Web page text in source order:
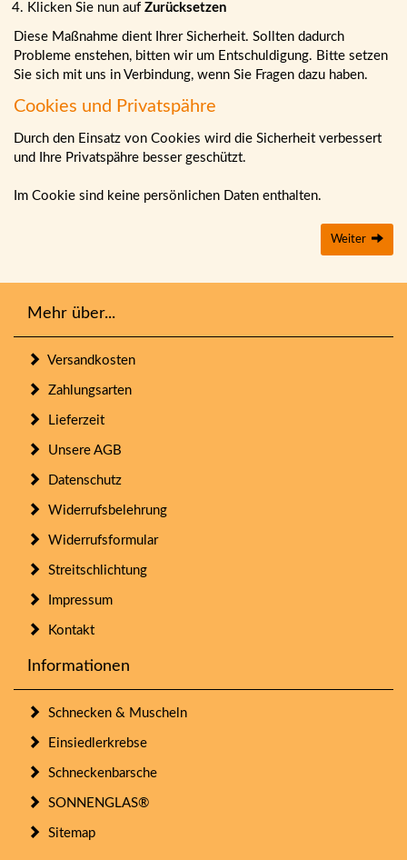
Klicken Sie nun auf Zurücksetzen
Diese Maßnahme dient Ihrer Sicherheit. Sollten dadurch
Probleme enstehen, bitten wir um Entschuldigung. Bitte setzen
Sie sich mit uns in Verbindung, wenn Sie Fragen dazu haben.
Cookies und Privatspähre
Durch den Einsatz von Cookies wird die Sicherheit verbessert
und Ihre Privatspähre besser geschützt.
Im Cookie sind keine persönlichen Daten enthalten.
Weiter
Mehr über...
Versandkosten
Zahlungsarten
Lieferzeit
Unsere AGB
Datenschutz
Widerrufsbelehrung
Widerrufsformular
Streitschlichtung
Impressum
Kontakt
Informationen
Schnecken & Muscheln
Einsiedlerkrebse
Schneckenbarsche
SONNENGLAS®
Sitemap